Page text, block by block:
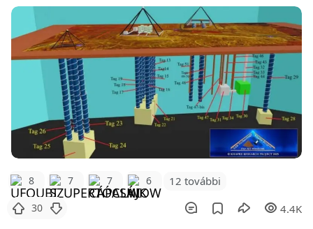
8 7 7 6 12 további
30 4.4K